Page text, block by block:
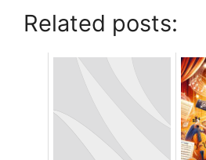
Related posts: